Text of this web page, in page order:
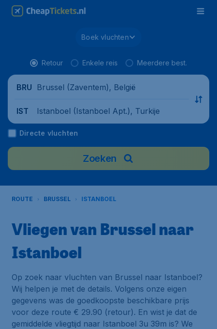
Boek vluchten
Retour Enkele reis Meerdere best.
BRU Brussel (Zaventem), België
IST Istanboel (Istanboel Apt.), Turkije
Directe vluchten
Zoeken
ROUTE BRUSSEL ISTANBOEL
Vliegen van Brussel naar
Istanboel
Op zoek naar vluchten van Brussel naar Istanboel?
Wij helpen je met de details. Volgens onze eigen
gegevens was de goedkoopste beschikbare prijs
voor deze route € 29.90 (retour). En wist je dat de
gemiddelde vliegtijd naar Istanboel 3u 39m is? We